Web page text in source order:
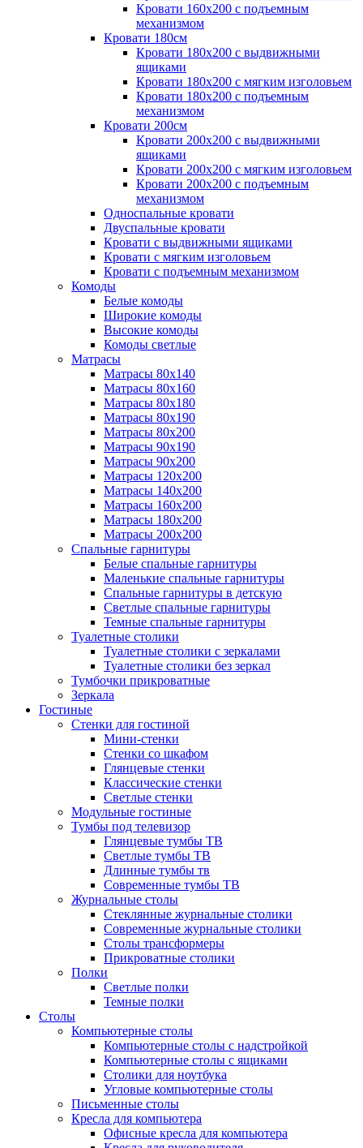
Кровати 160х200 с подъемным
механизмом
Кровати 180см
Кровати 180х200 с выдвижными
ящиками
Кровати 180х200 с мягким изголовьем
Кровати 180х200 с подъемным
механизмом
Кровати 200см
Кровати 200х200 с выдвижными
ящиками
Кровати 200х200 с мягким изголовьем
Кровати 200х200 с подъемным
механизмом
Односпальные кровати
Двуспальные кровати
Кровати с выдвижными ящиками
Кровати с мягким изголовьем
Кровати с подъемным механизмом
Комоды
Белые комоды
Широкие комоды
Высокие комоды
Комоды светлые
Матрасы
Матрасы 80х140
Матрасы 80х160
Матрасы 80х180
Матрасы 80х190
Матрасы 80х200
Матрасы 90х190
Матрасы 90х200
Матрасы 120х200
Матрасы 140х200
Матрасы 160х200
Матрасы 180х200
Матрасы 200х200
Спальные гарнитуры
Белые спальные гарнитуры
Маленькие спальные гарнитуры
Спальные гарнитуры в детскую
Светлые спальные гарнитуры
Темные спальные гарнитуры
Туалетные столики
Туалетные столики с зеркалами
Туалетные столики без зеркал
Тумбочки прикроватные
Зеркала
Гостиные
Стенки для гостиной
Мини-стенки
Стенки со шкафом
Глянцевые стенки
Классические стенки
Светлые стенки
Модульные гостиные
Тумбы под телевизор
Глянцевые тумбы ТВ
Светлые тумбы ТВ
Длинные тумбы тв
Современные тумбы ТВ
Журнальные столы
Стеклянные журнальные столики
Современные журнальные столики
Столы трансформеры
Прикроватные столики
Полки
Светлые полки
Темные полки
Столы
Компьютерные столы
Компьютерные столы с надстройкой
Компьютерные столы с ящиками
Столики для ноутбука
Угловые компьютерные столы
Письменные столы
Кресла для компьютера
Офисные кресла для компьютера